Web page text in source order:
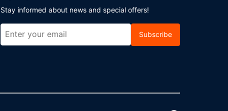
Stay informed about news and special offers!
Subscribe